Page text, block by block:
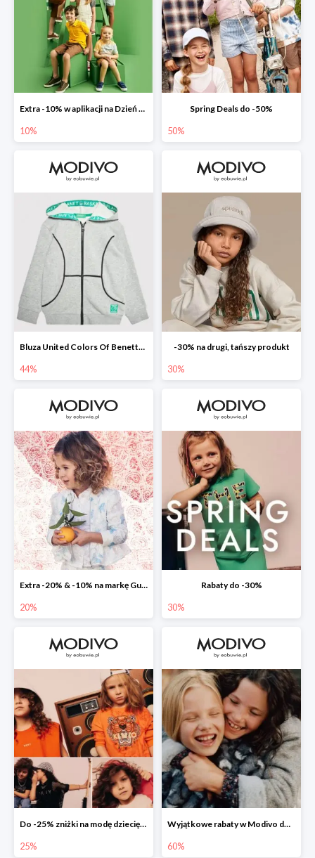
Extra -10% w aplikacji na Dzień Dziecka
10%
Spring Deals do -50%
50%
Bluza United Colors Of Benetton -44%
44%
-30% na drugi, tańszy produkt
30%
Extra -20% & -10% na markę Guess
20%
Rabaty do -30%
30%
Do -25% zniżki na modę dziecięcą 👧🏼👦🏼
25%
Wyjątkowe rabaty w Modivo do -70%
60%